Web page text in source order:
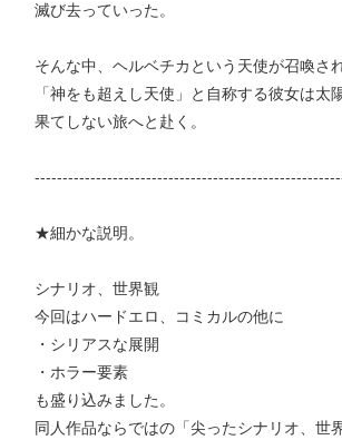
滅び去っていった。
そんな中、ヘルベチカという天使が召喚され
「神をも超えし天使」と自称する彼女は太
果てしない旅へと赴く。
★細かな説明。
シナリオ、世界観
今回はハードエロ、コミカルの他に
・シリアスな展開
・ホラー要素
も盛り込みました。
同人作品ならではの「尖ったシナリオ、世